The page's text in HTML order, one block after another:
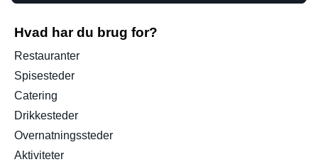
Hvad har du brug for?
Restauranter
Spisesteder
Catering
Drikkesteder
Overnatningssteder
Aktiviteter